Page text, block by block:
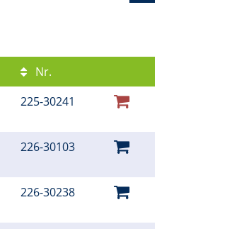
Nr.
225-30241
226-30103
226-30238